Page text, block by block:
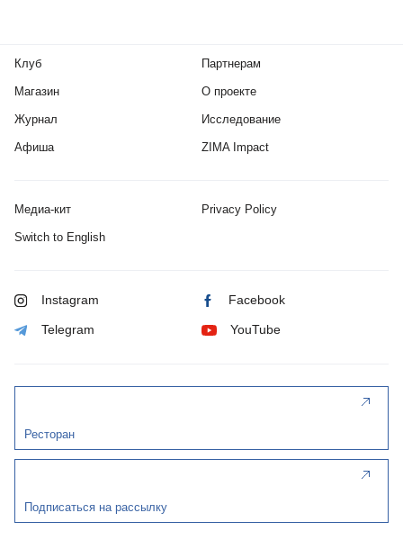
Клуб
Магазин
Журнал
Афиша
Партнерам
О проекте
Исследование
ZIMA Impact
Медиа-кит Privacy Policy
Switch to English
Instagram Facebook
Telegram YouTube
Ресторан
Подписаться на рассылку